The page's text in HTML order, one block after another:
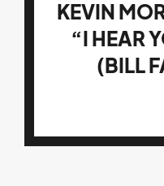
KEVIN
“I HEAR
(BILL